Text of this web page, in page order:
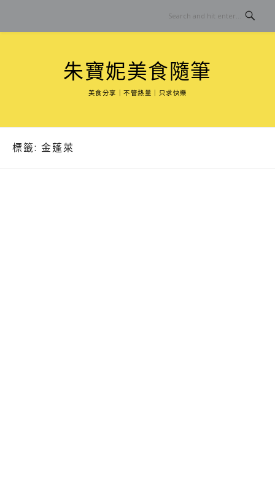
content
朱寶妮美食隨筆
美食分享｜不管熱量｜只求快樂
標籤: 金蓬萊